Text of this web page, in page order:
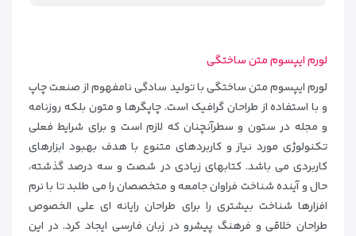
لورم ایپسوم متن ساختگی
لورم ایپسوم متن ساختگی با تولید سادگی نامفهوم از صنعت چاپ
و با استفاده از طراحان گرافیک است. چاپگرها و متون بلکه روزنامه
و مجله در ستون و سطرآنچنان که لازم است و برای شرایط فعلی
تکنولوژی مورد نیاز و کاربردهای متنوع با هدف بهبود ابزارهای
کاربردی می باشد. کتابهای زیادی در شصت و سه درصد گذشته،
حال و آینده شناخت فراوان جامعه و متخصصان را می طلبد تا با نرم
افزارها شناخت بیشتری را برای طراحان رایانه ای علی الخصوص
طراحان خلاقی و فرهنگ پیشرو در زبان فارسی ایجاد کرد. در این